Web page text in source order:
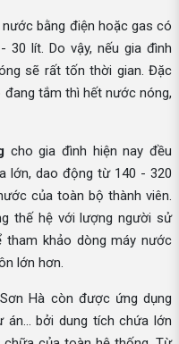
bằng điện hoặc gas có
lít. Do vậy, nếu gia đình
sẽ rất tốn thời gian. Đặc
tắm thì hết nước nóng,
cho gia đình hiện nay đều
lớn, dao động từ 140 - 320
của toàn bộ thành viên.
thế hệ với lượng người sử
khảo dòng máy nước
lớn hơn.
Hà còn được ứng dụng
án... bởi dung tích chứa lớn